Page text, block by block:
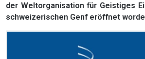
der Weltorganisation für Geistiges
schweizerischen Genf eröffnet